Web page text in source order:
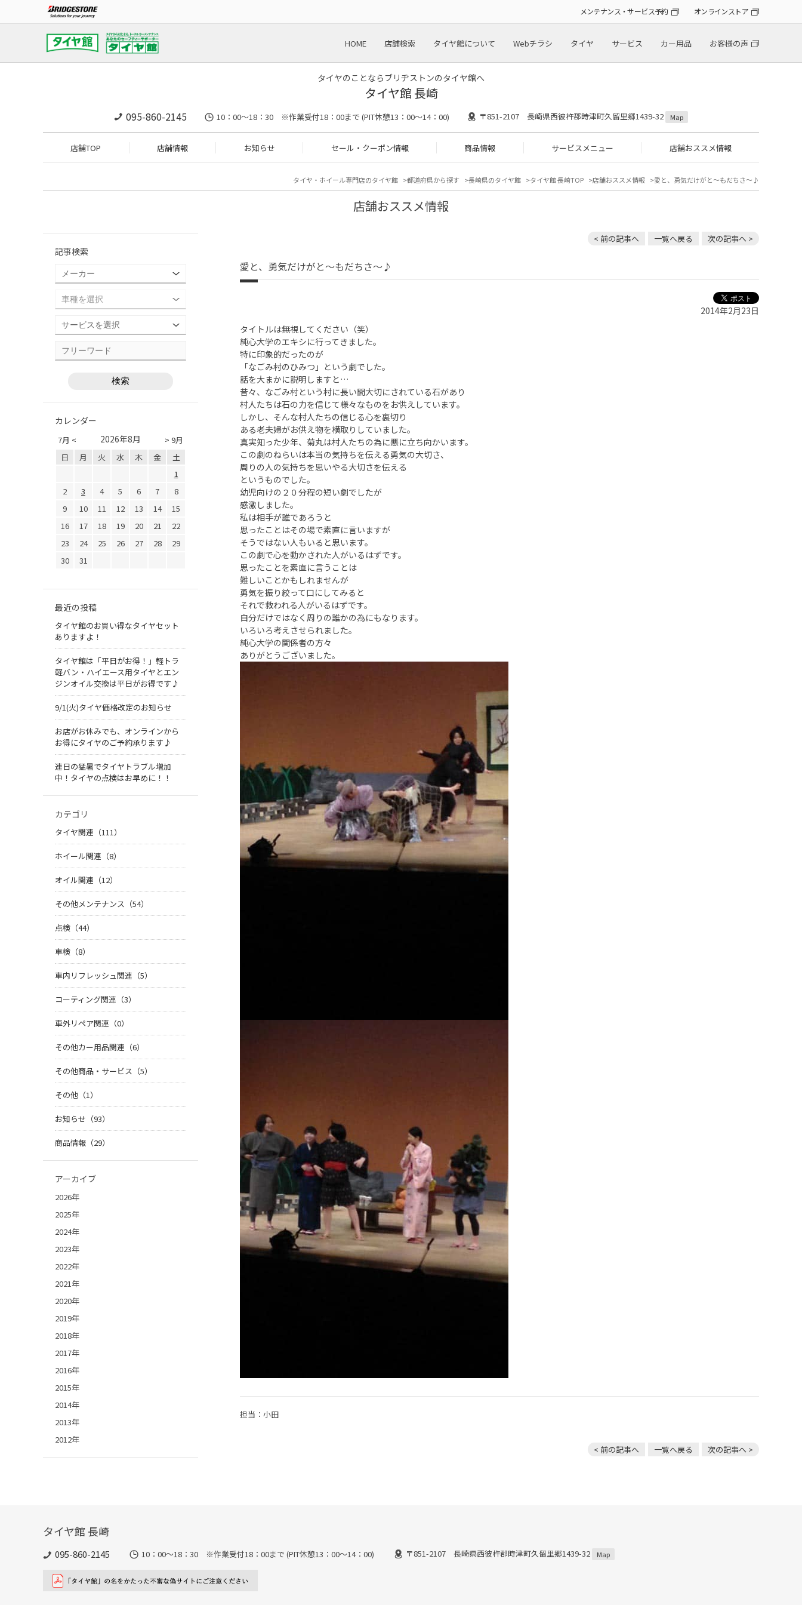
メンテナンス・サービス予約 オンラインストア
HOME 店舗検索 タイヤ館について Webチラシ タイヤ サービス カー用品 お客様の声
タイヤのことならブリヂストンのタイヤ館へ
タイヤ館 長崎
095-860-2145 10：00～18：30 ※作業受付18：00まで (PIT休憩13：00～14：00) 〒851-2107 長崎県西彼杵郡時津町久留里郷1439-32 Map
店舗TOP 店舗情報 お知らせ セール・クーポン情報 商品情報 サービスメニュー 店舗おススメ情報
タイヤ・ホイール専門店のタイヤ館 都道府県から探す 長崎県のタイヤ館 タイヤ館 長崎TOP 店舗おススメ情報 愛と、勇気だけがと～もだちさ～♪
店舗おススメ情報
< 前の記事へ 一覧へ戻る 次の記事へ >
愛と、勇気だけがと～もだちさ～♪
2014年2月23日
タイトルは無視してください（笑）
純心大学のエキシに行ってきました。
特に印象的だったのが
「なごみ村のひみつ」という劇でした。
話を大まかに説明しますと…
昔々、なごみ村という村に長い間大切にされている石があり
村人たちは石の力を信じて様々なものをお供えしています。
しかし、そんな村人たちの信じる心を裏切り
ある老夫婦がお供え物を横取りしていました。
真実知った少年、菊丸は村人たちの為に悪に立ち向かいます。
この劇のねらいは本当の気持ちを伝える勇気の大切さ、
周りの人の気持ちを思いやる大切さを伝える
というものでした。
幼児向けの２０分程の短い劇でしたが
感激しました。
私は相手が誰であろうと
思ったことはその場で素直に言いますが
そうではない人もいると思います。
この劇で心を動かされた人がいるはずです。
思ったことを素直に言うことは
難しいことかもしれませんが
勇気を振り絞って口にしてみると
それで救われる人がいるはずです。
自分だけではなく周りの誰かの為にもなります。
いろいろ考えさせられました。
純心大学の関係者の方々
ありがとうございました。
担当：小田
< 前の記事へ 一覧へ戻る 次の記事へ >
記事検索
カレンダー
7月 < > 9月
2026年8月
日 月 火 水 木 金
土
1
2
3 4 5 6 7
8
9
10 11 12 13 14
15
16
17 18 19 20 21
22
23
24 25 26 27 28
29
30
31
最近の投稿
タイヤ館のお買い得なタイヤセット
ありますよ！
タイヤ館は「平日がお得！」軽トラ
軽バン・ハイエース用タイヤとエン
ジンオイル交換は平日がお得です♪
9/1(火)タイヤ価格改定のお知らせ
お店がお休みでも、オンラインから
お得にタイヤのご予約承ります♪
連日の猛暑でタイヤトラブル増加
中！タイヤの点検はお早めに！！
カテゴリ
タイヤ関連（111）
ホイール関連（8）
オイル関連（12）
その他メンテナンス（54）
点検（44）
車検（8）
車内リフレッシュ関連（5）
コーティング関連（3）
車外リペア関連（0）
その他カー用品関連（6）
その他商品・サービス（5）
その他（1）
お知らせ（93）
商品情報（29）
アーカイブ
2026年
2025年
2024年
2023年
2022年
2021年
2020年
2019年
2018年
2017年
2016年
2015年
2014年
2013年
2012年
タイヤ館 長崎
095-860-2145 10：00～18：30 ※作業受付18：00まで (PIT休憩13：00～14：00) 〒851-2107 長崎県西彼杵郡時津町久留里郷1439-32 Map